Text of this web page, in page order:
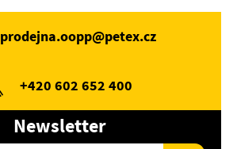
prodejna.oopp@petex.cz
+420 602 652 400
Newsletter